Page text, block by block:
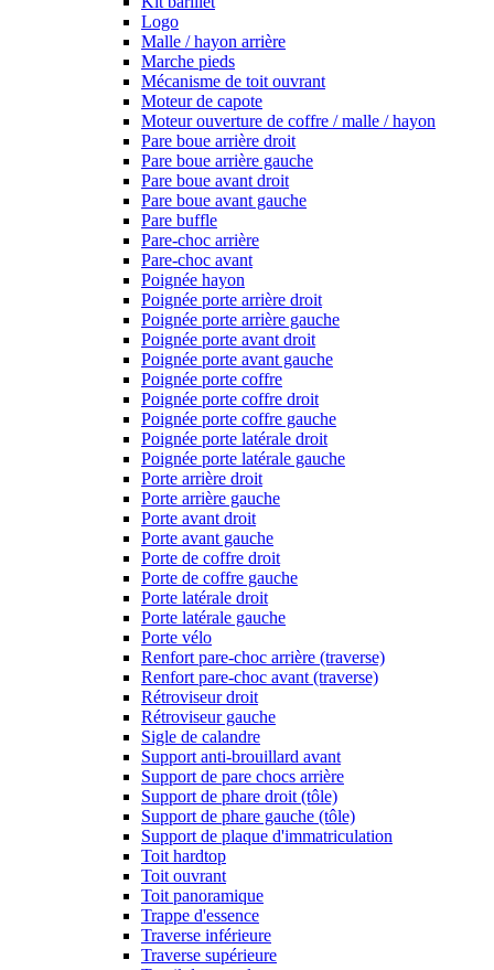
Logo
Malle / hayon arrière
Marche pieds
Mécanisme de toit ouvrant
Moteur de capote
Moteur ouverture de coffre / malle / hayon
Pare boue arrière droit
Pare boue arrière gauche
Pare boue avant droit
Pare boue avant gauche
Pare buffle
Pare-choc arrière
Pare-choc avant
Poignée hayon
Poignée porte arrière droit
Poignée porte arrière gauche
Poignée porte avant droit
Poignée porte avant gauche
Poignée porte coffre
Poignée porte coffre droit
Poignée porte coffre gauche
Poignée porte latérale droit
Poignée porte latérale gauche
Porte arrière droit
Porte arrière gauche
Porte avant droit
Porte avant gauche
Porte de coffre droit
Porte de coffre gauche
Porte latérale droit
Porte latérale gauche
Porte vélo
Renfort pare-choc arrière (traverse)
Renfort pare-choc avant (traverse)
Rétroviseur droit
Rétroviseur gauche
Sigle de calandre
Support anti-brouillard avant
Support de pare chocs arrière
Support de phare droit (tôle)
Support de phare gauche (tôle)
Support de plaque d'immatriculation
Toit hardtop
Toit ouvrant
Toit panoramique
Trappe d'essence
Traverse inférieure
Traverse supérieure